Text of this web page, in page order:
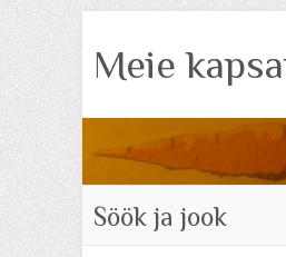
Meie
Söök ja jook